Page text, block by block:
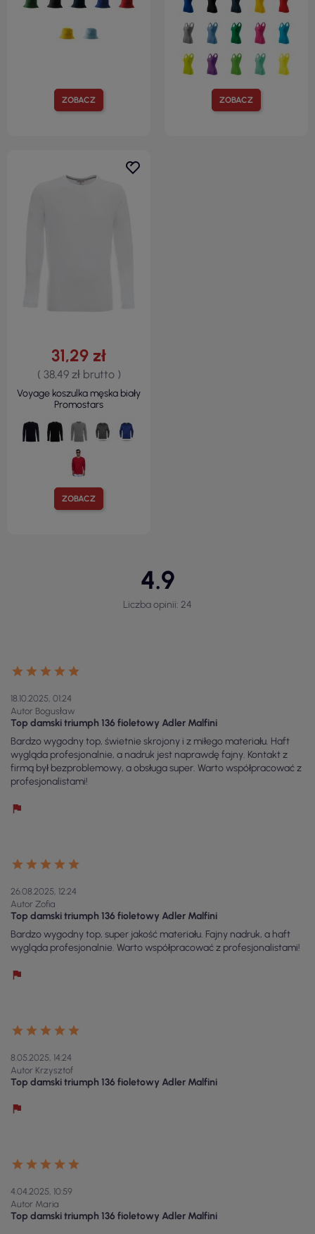
ZOBACZ ZOBACZ
ZOBACZ
31,29 zł
( 38,49 zł brutto )
Voyage koszulka męska biały
Promostars
4.9
Liczba opinii: 24
18.10.2025, 01:24
Autor Bogusław
Top damski triumph 136 fioletowy Adler Malfini
Bardzo wygodny top, świetnie skrojony i z miłego materiału. Haft
wygląda profesjonalnie, a nadruk jest naprawdę fajny. Kontakt z
firmą był bezproblemowy, a obsługa super. Warto współpracować z
profesjonalistami!
26.08.2025, 12:24
Autor Zofia
Top damski triumph 136 fioletowy Adler Malfini
Bardzo wygodny top, super jakość materiału. Fajny nadruk, a haft
wygląda profesjonalnie. Warto współpracować z profesjonalistami!
8.05.2025, 14:24
Autor Krzysztof
Top damski triumph 136 fioletowy Adler Malfini
4.04.2025, 10:59
Autor Maria
Top damski triumph 136 fioletowy Adler Malfini